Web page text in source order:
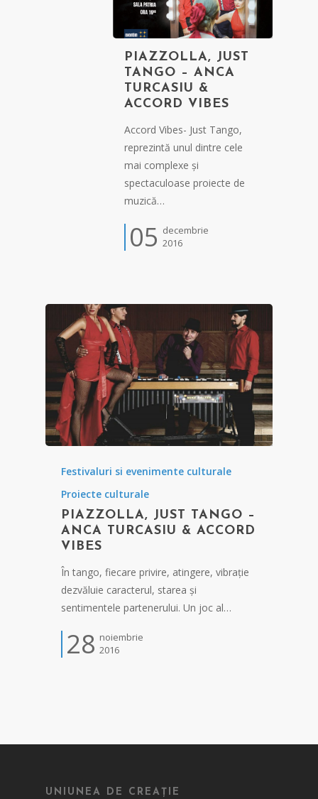
PIAZZOLLA, JUST
TANGO – ANCA
TURCASIU &
ACCORD VIBES
Accord Vibes- Just Tango,
reprezintă unul dintre cele
mai complexe și
spectaculoase proiecte de
muzică…
05 decembrie
2016
Festivaluri si evenimente culturale
Proiecte culturale
PIAZZOLLA, JUST TANGO –
ANCA TURCASIU & ACCORD
VIBES
În tango, fiecare privire, atingere, vibrație
dezvăluie caracterul, starea și
sentimentele partenerului. Un joc al…
28 noiembrie
2016
UNIUNEA DE CREAȚIE